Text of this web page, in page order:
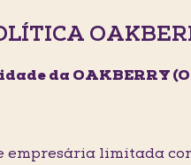
da OAKBERRY
empresária limitada